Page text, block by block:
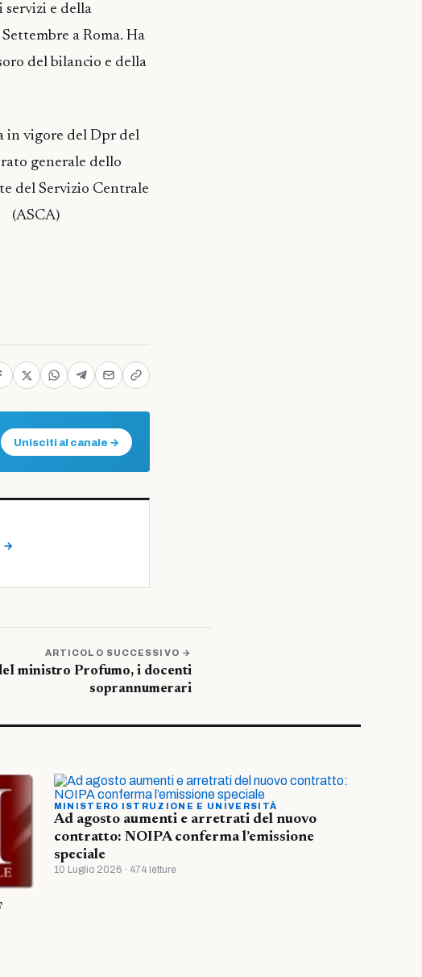
servizi e della
a Roma. Ha
del bilancio e della
in vigore del Dpr del
generale dello
del Servizio Centrale
(ASCA)
Unisciti al canale →
→
ARTICOLO SUCCESSIVO →
ministro Profumo, i docenti
soprannumerari
MINISTERO ISTRUZIONE E UNIVERSITÀ
Ad agosto aumenti e arretrati del nuovo
contratto: NOIPA conferma l’emissione
speciale
10 Luglio 2026 · 474 letture